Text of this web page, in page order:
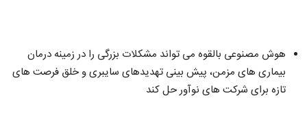
هوش مصنوعی بالقوه می تواند مشکلات بزرگی را در زمینه درمان
بیماری های مزمن، پیش بینی تهدیدهای سایبری و خلق فرصت های
تازه برای شرکت های نوآور حل کند